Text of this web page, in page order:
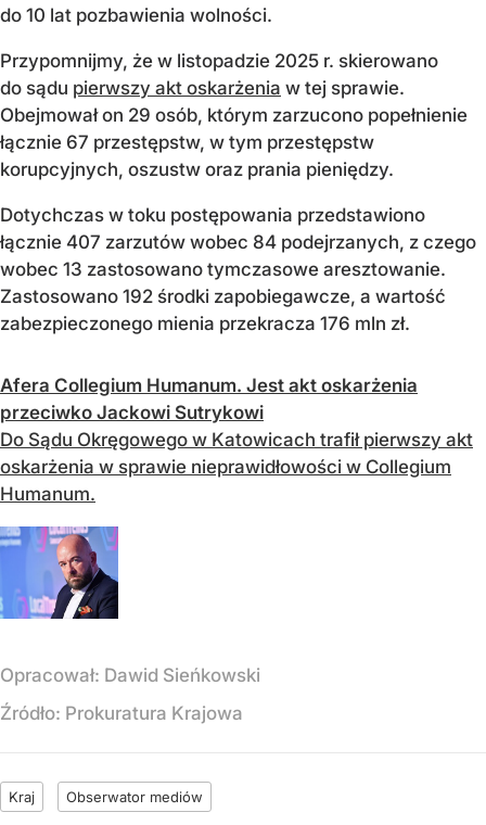
do 10 lat pozbawienia wolności.
Przypomnijmy, że w listopadzie 2025 r. skierowano
do sądu pierwszy akt oskarżenia w tej sprawie.
Obejmował on 29 osób, którym zarzucono popełnienie
łącznie 67 przestępstw, w tym przestępstw
korupcyjnych, oszustw oraz prania pieniędzy.
Dotychczas w toku postępowania przedstawiono
łącznie 407 zarzutów wobec 84 podejrzanych, z czego
wobec 13 zastosowano tymczasowe aresztowanie.
Zastosowano 192 środki zapobiegawcze, a wartość
zabezpieczonego mienia przekracza 176 mln zł.
Afera Collegium Humanum. Jest akt oskarżenia
przeciwko Jackowi Sutrykowi
Do Sądu Okręgowego w Katowicach trafił pierwszy akt
oskarżenia w sprawie nieprawidłowości w Collegium
Humanum.
Opracował: Dawid Sieńkowski
Źródło: Prokuratura Krajowa
Kraj Obserwator mediów